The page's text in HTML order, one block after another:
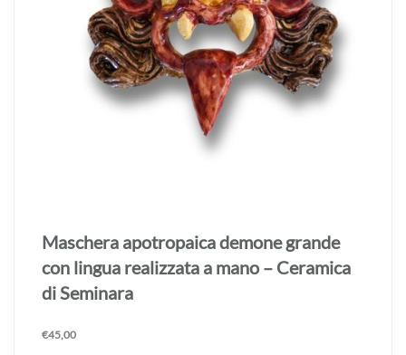
Maschera apotropaica demone grande
con lingua realizzata a mano – Ceramica
di Seminara
€45,00